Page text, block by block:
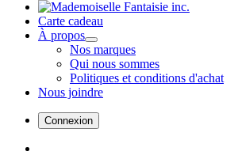
Carte cadeau
À propos
Nos marques
Qui nous sommes
Politiques et conditions d'achat
Nous joindre
Connexion